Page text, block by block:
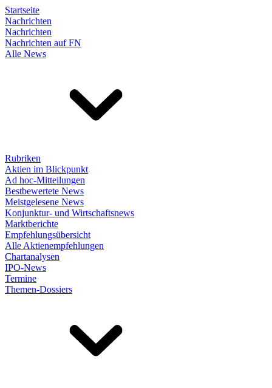
Startseite
Nachrichten
Nachrichten
Nachrichten auf FN
Alle News
Rubriken
Aktien im Blickpunkt
Ad hoc-Mitteilungen
Bestbewertete News
Meistgelesene News
Konjunktur- und Wirtschaftsnews
Marktberichte
Empfehlungsübersicht
Alle Aktienempfehlungen
Chartanalysen
IPO-News
Termine
Themen-Dossiers